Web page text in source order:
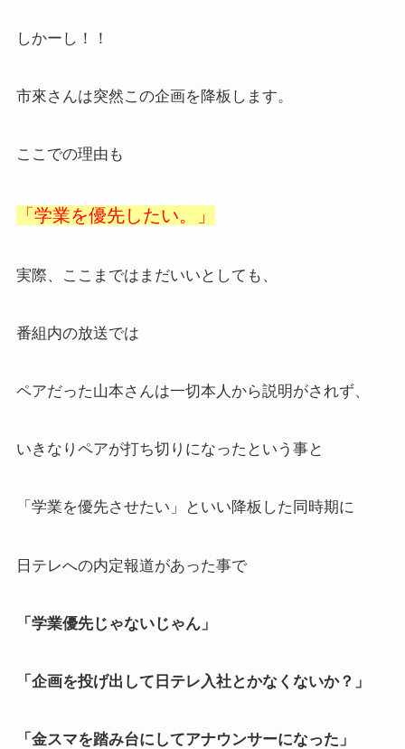
しかーし！！
市來さんは突然この企画を降板します。
ここでの理由も
「学業を優先したい。」
実際、ここまではまだいいとしても、
番組内の放送では
ペアだった山本さんは一切本人から説明がされず、
いきなりペアが打ち切りになったという事と
「学業を優先させたい」といい降板した同時期に
日テレへの内定報道があった事で
「学業優先じゃないじゃん」
「企画を投げ出して日テレ入社とかなくないか？」
「金スマを踏み台にしてアナウンサーになった」